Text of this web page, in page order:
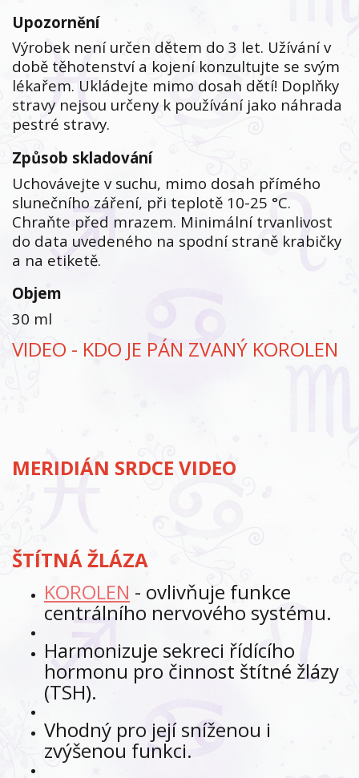
Upozornění
Výrobek není určen dětem do 3 let. Užívání v
době těhotenství a kojení konzultujte se svým
lékařem. Ukládejte mimo dosah dětí! Doplňky
stravy nejsou určeny k používání jako náhrada
pestré stravy.
Způsob skladování
Uchovávejte v suchu, mimo dosah přímého
slunečního záření, při teplotě 10-25 °C.
Chraňte před mrazem. Minimální trvanlivost
do data uvedeného na spodní straně krabičky
a na etiketě.
Objem
30 ml
VIDEO - KDO JE PÁN ZVANÝ KOROLEN
MERIDIÁN SRDCE VIDEO
ŠTÍTNÁ ŽLÁZA
KOROLEN - ovlivňuje funkce
centrálního nervového systému.
Harmonizuje sekreci řídícího
hormonu pro činnost štítné žlázy
(TSH).
Vhodný pro její sníženou i
zvýšenou funkci.